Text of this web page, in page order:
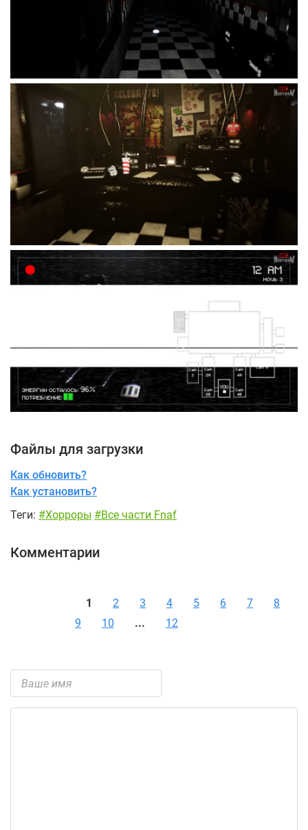
Файлы для загрузки
Как обновить?
Как установить?
Теги: #Хорроры #Все части Fnaf
Комментарии
1 2 3 4 5 6 7
8
9
10 ... 12